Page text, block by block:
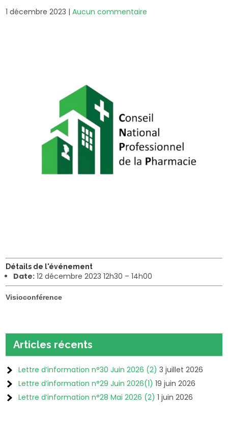
1 décembre 2023 |Aucun commentaire
Détails de l'événement
Date: 12 décembre 2023 12h30 –14h00
Visioconférence
Articles récents
Lettre d’information n°30 Juin 2026 (2) 3 juillet 2026
Lettre d’information n°29 Juin 2026(1) 19 juin 2026
Lettre d’information n°28 Mai 2026 (2) 1 juin 2026